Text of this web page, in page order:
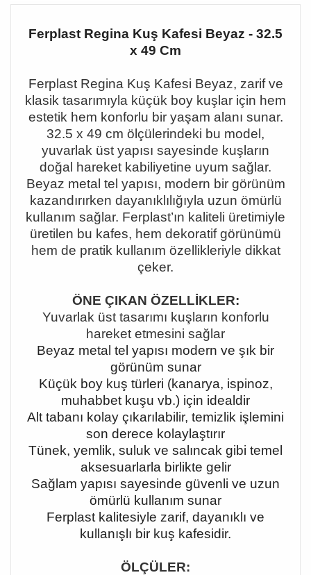
Ferplast Regina Kuş Kafesi Beyaz - 32.5
x 49 Cm
Ferplast Regina Kuş Kafesi Beyaz, zarif ve
klasik tasarımıyla küçük boy kuşlar için hem
estetik hem konforlu bir yaşam alanı sunar.
32.5 x 49 cm ölçülerindeki bu model,
yuvarlak üst yapısı sayesinde kuşların
doğal hareket kabiliyetine uyum sağlar.
Beyaz metal tel yapısı, modern bir görünüm
kazandırırken dayanıklılığıyla uzun ömürlü
kullanım sağlar. Ferplast’ın kaliteli üretimiyle
üretilen bu kafes, hem dekoratif görünümü
hem de pratik kullanım özellikleriyle dikkat
çeker.
ÖNE ÇIKAN ÖZELLİKLER:
Yuvarlak üst tasarımı kuşların konforlu
hareket etmesini sağlar
Beyaz metal tel yapısı modern ve şık bir
görünüm sunar
Küçük boy kuş türleri (kanarya, ispinoz,
muhabbet kuşu vb.) için idealdir
Alt tabanı kolay çıkarılabilir, temizlik işlemini
son derece kolaylaştırır
Tünek, yemlik, suluk ve salıncak gibi temel
aksesuarlarla birlikte gelir
Sağlam yapısı sayesinde güvenli ve uzun
ömürlü kullanım sunar
Ferplast kalitesiyle zarif, dayanıklı ve
kullanışlı bir kuş kafesidir.
ÖLÇÜLER: